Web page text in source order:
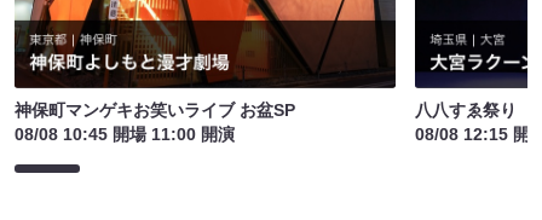
神保町マンゲキお笑いライブ お盆SP
08/08 10:45 開場 11:00 開演
八八すゑ祭り
08/08 12:15 開